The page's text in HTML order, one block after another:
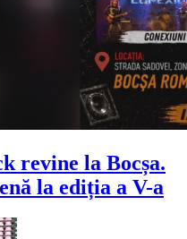
revine la Bocșa.
la ediția a V-a